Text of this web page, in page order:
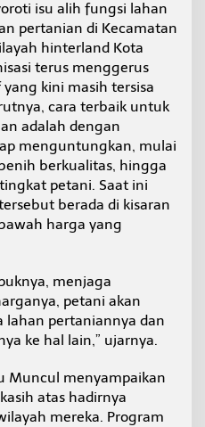
isu alih fungsi lahan
pertanian di Kecamatan
hinterland Kota
terus menggerus
kini masih tersisa
cara terbaik untuk
adalah dengan
menguntungkan, mulai
berkualitas, hingga
petani. Saat ini
berada di kisaran
harga yang
menjaga
petani akan
lahan pertaniannya dan
ke hal lain,” ujarnya.
Muncul menyampaikan
atas hadirnya
mereka. Program